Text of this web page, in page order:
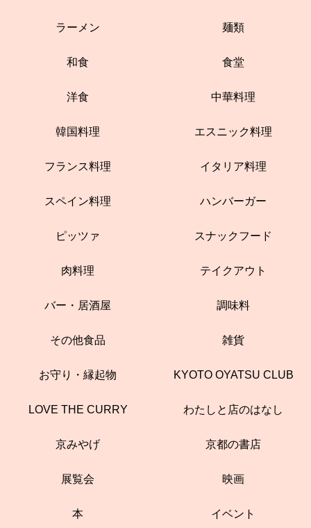
ラーメン 麺類
和食 食堂
洋食 中華料理
韓国料理 エスニック料理
フランス料理 イタリア料理
スペイン料理 ハンバーガー
ピッツァ スナックフード
肉料理 テイクアウト
バー・居酒屋 調味料
その他食品 雑貨
お守り・縁起物 KYOTO OYATSU CLUB
LOVE THE CURRY わたしと店のはなし
京みやげ 京都の書店
展覧会 映画
本 イベント